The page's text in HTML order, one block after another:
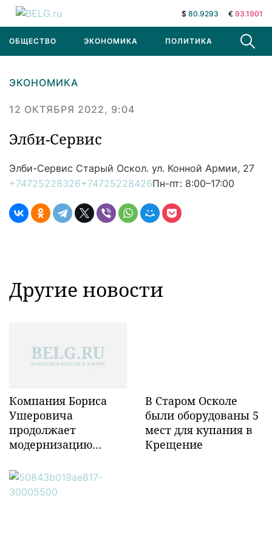
$ 80.9293 € 93.1901
ОБЩЕСТВО ЭКОНОМИКА ПОЛИТИКА В МИРЕ
ЭКОНОМИКА
12 ОКТЯБРЯ 2022, 9:04
Элби-Сервис
Элби-Сервис Старый Оскол. ул. Конной Армии, 27
+74725228326+74725228426Пн-пт: 8:00–17:00
Другие новости
Компания Бориса
Ушеровича
продолжает
модернизацию
инфраструктуры в
Забайкалье
В Старом Осколе
были оборудованы 5
мест для купания в
Крещение